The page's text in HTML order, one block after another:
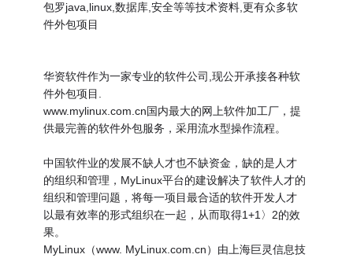
包罗java,linux,数据库,安全等等技术资料,更有众多软
件外包项目
华资软件作为一家专业的软件公司,现公开承接各种软
件外包项目.
www.mylinux.com.cn国内最大的网上软件加工厂，提
供最完善的软件外包服务，采用流水型操作流程。
中国软件业的发展不缺人才也不缺资金，缺的是人才
的组织和管理，MyLinux平台的建设解决了软件人才的
组织和管理问题，将每一项目最合适的软件开发人才
以最有效率的形式组织在一起，从而取得1+1〉2的效
果。
MyLinux（www. MyLinux.com.cn）由上海巨灵信息技